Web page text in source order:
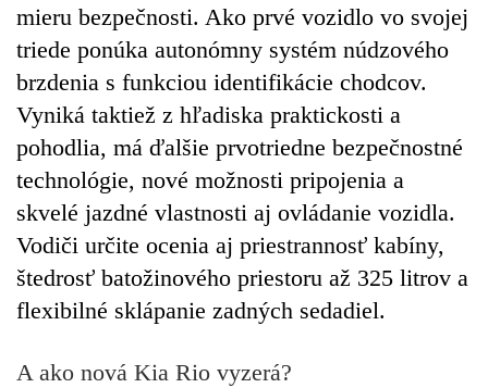
mieru bezpečnosti. Ako prvé vozidlo vo svojej
triede ponúka autonómny systém núdzového
brzdenia s funkciou identifikácie chodcov.
Vyniká taktiež z hľadiska praktickosti a
pohodlia, má ďalšie prvotriedne bezpečnostné
technológie, nové možnosti pripojenia a
skvelé jazdné vlastnosti aj ovládanie vozidla.
Vodiči určite ocenia aj priestrannosť kabíny,
štedrosť batožinového priestoru až 325 litrov a
flexibilné sklápanie zadných sedadiel.
A ako nová Kia Rio vyzerá?